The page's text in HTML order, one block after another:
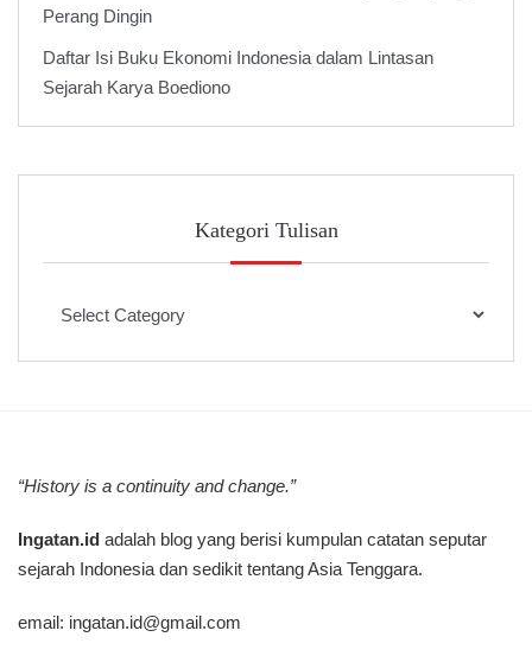
Perang Dingin
Daftar Isi Buku Ekonomi Indonesia dalam Lintasan
Sejarah Karya Boediono
Kategori Tulisan
“History is a continuity and change.”
Ingatan.id adalah blog yang berisi kumpulan catatan seputar
sejarah Indonesia dan sedikit tentang Asia Tenggara.
email: ingatan.id@gmail.com